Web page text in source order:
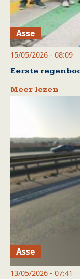
Asse
15/05/2026 - 08:09
Eerste
Meer lezen
Asse
13/05/2026 - 07:41